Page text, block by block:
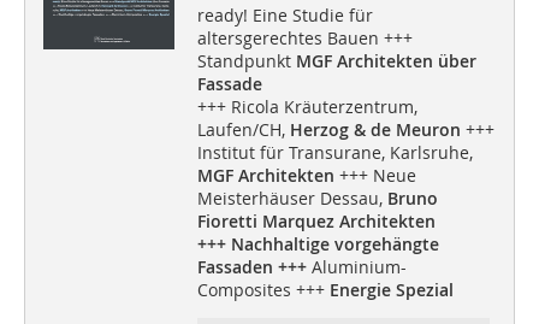
ready! Eine Studie für
altersgerechtes Bauen +++
StandpunktMGF Architekten über
Fassade
+++ Ricola Kräuterzentrum,
Laufen/CH, Herzog & de Meuron +++
Institut für Transurane, Karlsruhe,
MGF Architekten +++ Neue
Meisterhäuser Dessau, Bruno
Fioretti Marquez Architekten
+++ Nachhaltige vorgehängte
Fassaden +++ Aluminium-
Composites +++ Energie Spezial